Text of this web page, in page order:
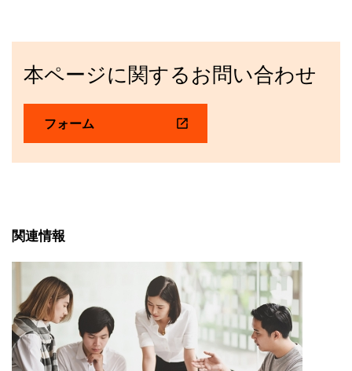
本ページに関するお問い合わせ
フォーム
関連情報